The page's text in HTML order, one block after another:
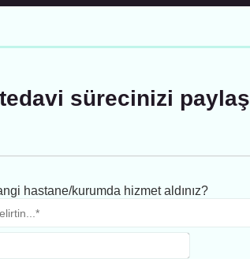
sürecinizi
hastane/kurumda hizmet aldınız?